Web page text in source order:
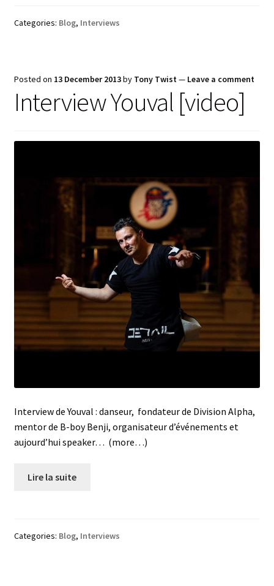
Categories: Blog, Interviews
Posted on 13 December 2013by Tony Twist — Leave a comment
Interview Youval [video]
Interview de Youval : danseur, fondateur de Division Alpha,
mentor de B-boy Benji, organisateur d’événements et
aujourd’hui speaker… (more…)
Lire la suite
Categories: Blog, Interviews